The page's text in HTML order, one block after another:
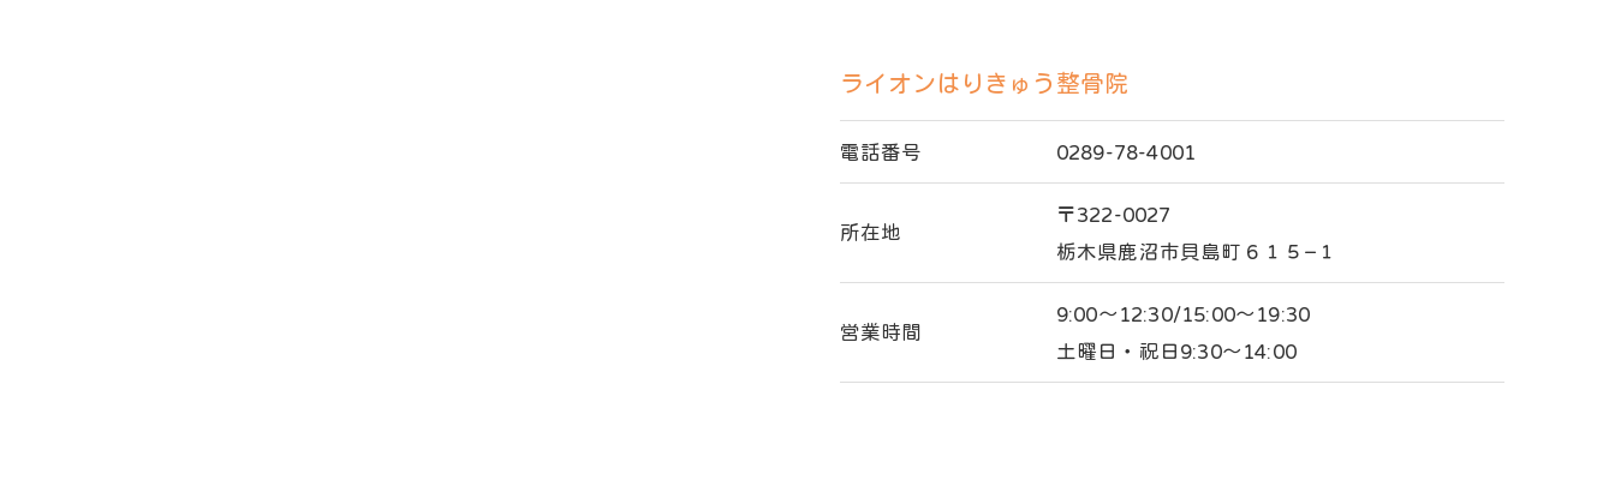
ライオンはりきゅう整骨院
電話番号 0289-78-4001
所在地
〒322-0027
栃木県鹿沼市貝島町６１５−１
営業時間
9:00～12:30/15:00～19:30
土曜日・祝日9:30～14:00